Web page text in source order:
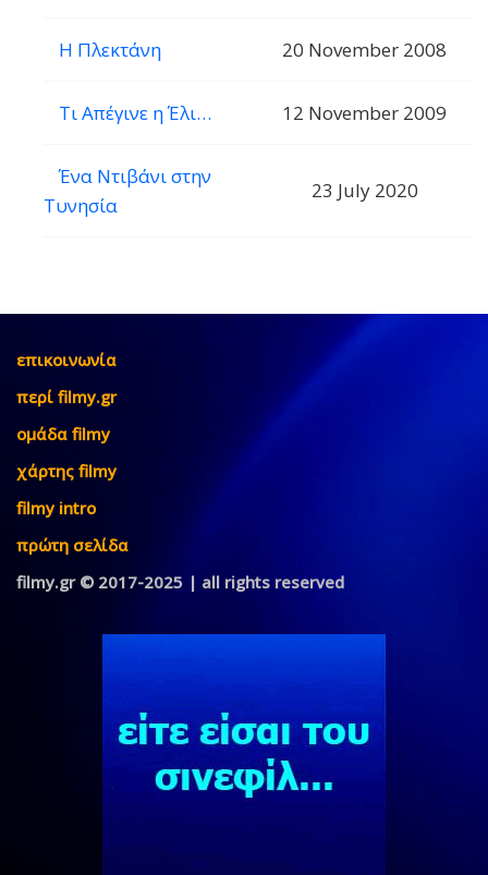
Η Πλεκτάνη 20 November 2008
Τι Απέγινε η Έλι… 12 November 2009
Ένα Ντιβάνι στην
Τυνησία
23 July 2020
επικοινωνία
περί filmy.gr
ομάδα filmy
χάρτης filmy
filmy intro
πρώτη σελίδα
filmy.gr © 2017-2025 | all rights reserved